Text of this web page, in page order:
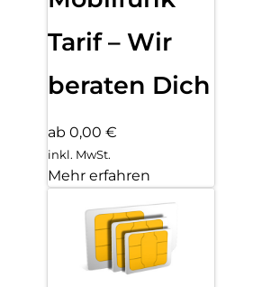
Tarif – Wir
beraten Dich
ab 0,00 €
inkl. MwSt.
Mehr erfahren